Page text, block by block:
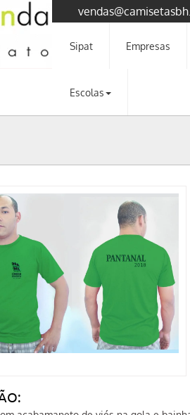
Sipat Empresas
Escolas